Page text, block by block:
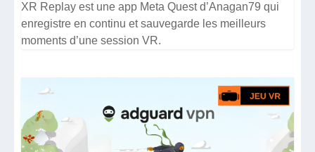
XR Replay est une app Meta Quest d’Anagan79 qui
enregistre en continu et sauvegarde les meilleurs
moments d’une session VR.